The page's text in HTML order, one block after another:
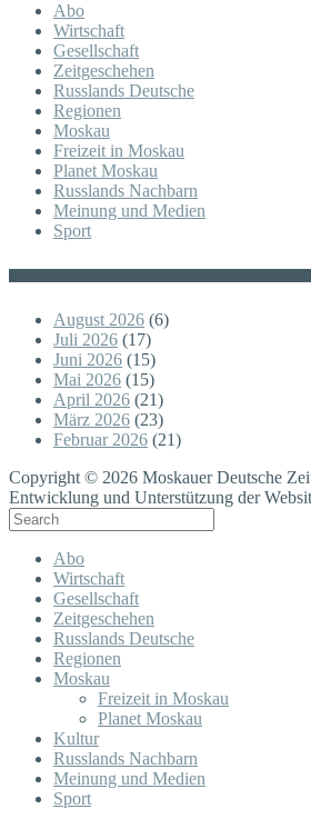
Abo
Wirtschaft
Gesellschaft
Zeitgeschehen
Russlands Deutsche
Regionen
Moskau
Freizeit in Moskau
Planet Moskau
Russlands Nachbarn
Meinung und Medien
Sport
August 2026 (6)
Juli 2026 (17)
Juni 2026 (15)
Mai 2026 (15)
April 2026 (21)
März 2026 (23)
Februar 2026 (21)
Copyright © 2026 Moskauer Deutsche
Entwicklung und Unterstützung der
Abo
Wirtschaft
Gesellschaft
Zeitgeschehen
Russlands Deutsche
Regionen
Moskau
Freizeit in Moskau
Planet Moskau
Kultur
Russlands Nachbarn
Meinung und Medien
Sport